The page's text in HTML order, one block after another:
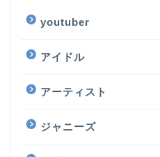
youtuber
アイドル
アーティスト
ジャニーズ